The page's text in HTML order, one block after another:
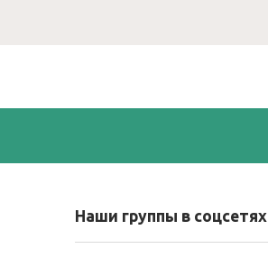
Наши группы в соцсетях